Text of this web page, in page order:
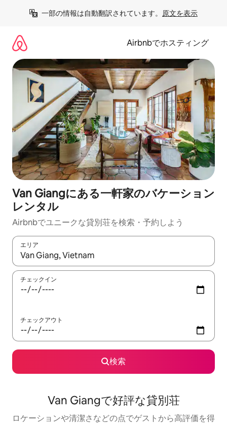
一部の情報は自動翻訳されています。 原文を表示
Airbnbでホスティング
Van Giangにある一軒家のバケーション
レンタル
Airbnbでユニークな貸別荘を検索・予約しよう
エリア
検索結果が表示されたら、上下の矢印キーを使って移動するか
チェックイン
チェックアウト
検索
Van Giangで好評な貸別荘
ロケーションや清潔さなどの点でゲストから高評価を得